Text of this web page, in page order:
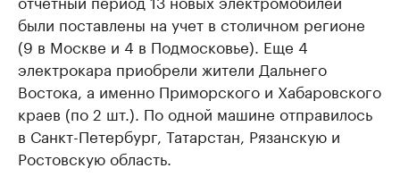
были поставлены на учет в столичном регионе
(9 в Москве и 4 в Подмосковье). Еще 4
электрокара приобрели жители Дальнего
Востока, а именно Приморского и Хабаровского
краев (по 2 шт.). По одной машине отправилось
в Санкт-Петербург, Татарстан, Рязанскую и
Ростовскую область.